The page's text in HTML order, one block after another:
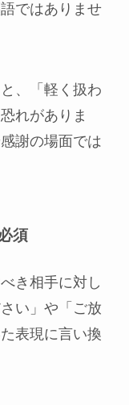
ではありませ
、「軽く扱わ
れがありま
謝の場面では
須
き相手に対し
い」や「ご放
表現に言い換